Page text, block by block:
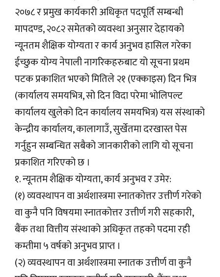
२०७८ र प्रमुख कार्यकारी अधिकृत पदपूर्ति सम्बन्धी
मापदण्ड, २०८२ समेतको व्यवस्था अनुसार देहायको
न्यूनतम शैक्षिक योग्यता र कार्य अनुभव हासिल गरेका
ईच्छुक योग्य नेपाली नागरिकहरुबाट यो सूचना प्रथम
पटक प्रकाशित भएको मितिले २१ (एक्काइस) दिन भित्र
(कार्यालय समयभित्र, सो दिन विदा परेमा भोलिपल्ट
कार्यालय खुलेको दिन कार्यालय समयभित्र) यस संस्थाको
केन्द्रीय कार्यालय, कालागाउँ, सुर्खेतमा दरखास्त पेस
गर्नुहुन सम्बन्धित सबैको जानकारीको लागि यो सूचना
प्रकाशित गरिएको छ ।
१. न्यूनतम शैक्षिक योग्यता, कार्य अनुभव र उमेर:
(१) व्यवस्थापन वा अर्थशास्त्रमा स्नातकोत्तर उत्तीर्ण गरेको
वा कुनै पनि विषयमा स्नातकोत्तर उत्तीर्ण गरी सहकारी,
बैंक तथा वित्तीय संस्थाको अधिकृत तहको पदमा रही
कम्तीमा ५ वर्षको अनुभव प्राप्त ।
(२) व्यवस्थापन वा अर्थशास्त्रमा स्नातक उत्तीर्ण वा कुनै